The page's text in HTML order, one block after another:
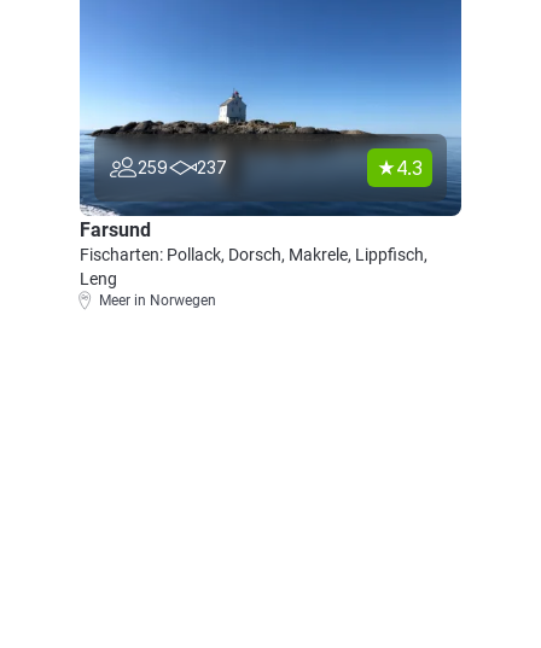
259 237 4.3
Farsund
Fischarten: Pollack, Dorsch, Makrele, Lippfisch,
Leng
Meer in Norwegen